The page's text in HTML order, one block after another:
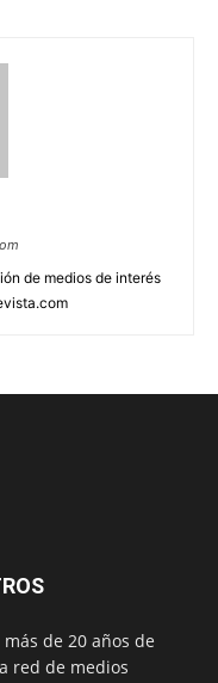
de medios de interés
de 20 años de
red de medios